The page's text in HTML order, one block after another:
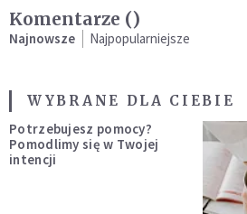
Komentarze ()
Najnowsze Najpopularniejsze
WYBRANE DLA CIEBIE
Potrzebujesz pomocy?
Pomodlimy się w Twojej
intencji